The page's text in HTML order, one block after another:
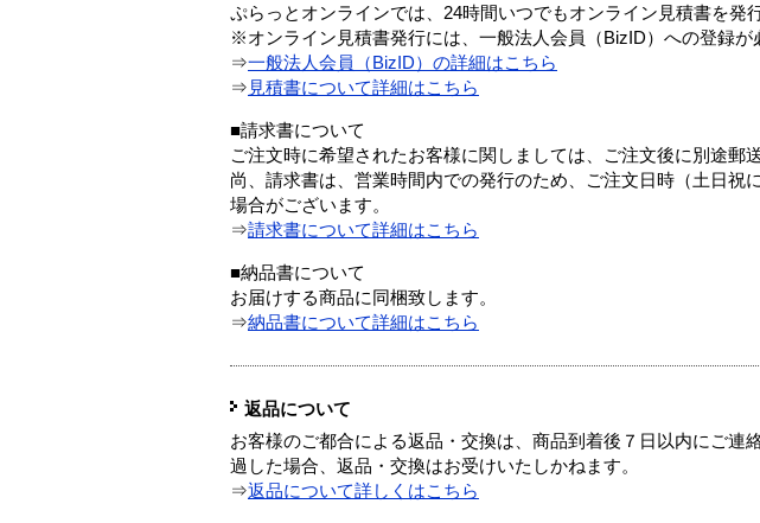
ぷらっとオンラインでは、24時間いつでもオンライン見積書を発
※オンライン見積書発行には、一般法人会員（BizID）への登録が
⇒一般法人会員（BizID）の詳細はこちら
⇒ 見積書について詳細はこちら
■請求書について
ご注文時に希望されたお客様に関しましては、ご注文後に別途郵
尚、請求書は、営業時間内での発行のため、ご注文日時（土日祝
場合がございます。
⇒請求書について詳細はこちら
■納品書について
お届けする商品に同梱致します。
⇒納品書について詳細はこちら
返品について
お客様のご都合による返品・交換は、商品到着後７日以内にご連
過した場合、返品・交換はお受けいたしかねます。
⇒返品について詳しくはこちら